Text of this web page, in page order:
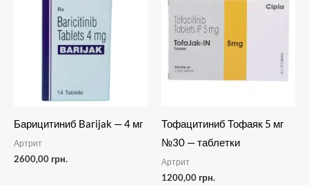
Барицитиниб Barijak — 4 мг
Артрит
2600,00 грн.
Тофацитиниб Тофаяк 5 мг
№30 — таблетки
Артрит
1200,00 грн.